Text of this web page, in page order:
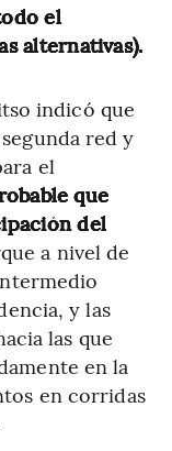
el
alternativas).
indicó que
red y
el
que
del
a nivel de
y las
las que
en la
en corridas